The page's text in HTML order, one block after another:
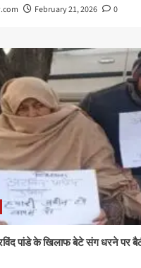
February 21, 2026 0
पांडे के खिलाफ बेटे संग धरने पर